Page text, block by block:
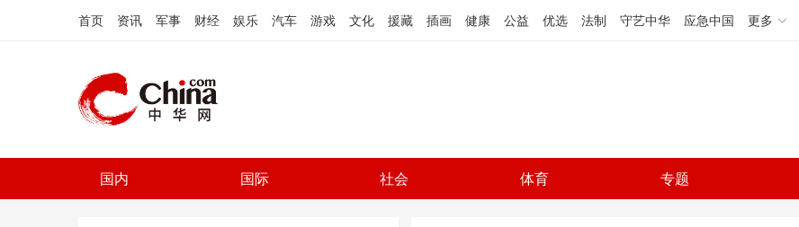
首页 资讯 军事 财经 娱乐 汽车 游戏 文化 援藏 插画 健康 公益 优选 法制 守艺中华 应急中国 更多
国内 国际 社会 体育 专题